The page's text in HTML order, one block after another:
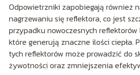
Odpowietrzniki zapobiegają również
nagrzewaniu się reflektora, co jest
przypadku nowoczesnych reflektorów
które generują znaczne ilości ciepła.
tych reflektorów może prowadzić do
żywotności oraz zmniejszenia